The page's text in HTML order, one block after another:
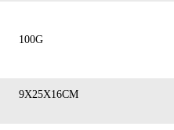
100G
9X25X16CM